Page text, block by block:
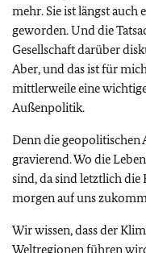
mehr. Sie ist längst
geworden. Und die
Gesellschaft darüber
Aber, und das ist für
mittlerweile eine
Außenpolitik.
Denn die geopolitischen
gravierend. Wo die
sind, da sind letztlich die
morgen auf uns
Wir wissen, dass der
Weltregionen führen